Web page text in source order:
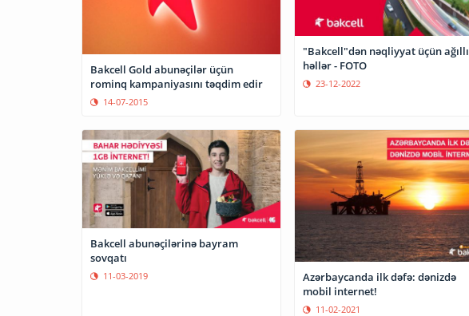
Bakcell Gold abunəçilər üçün
rominq kampaniyasını təqdim edir
14-07-2015
"Bakcell"dən nəqliyyat üçün ağıllı
həllər - FOTO
23-12-2022
Bakcell abunəçilərinə bayram
sovqatı
11-03-2019
Azərbaycanda ilk dəfə: dənizdə
mobil internet!
11-02-2021